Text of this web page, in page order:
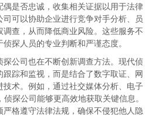
是否忠诚，收集相关证据以用于法律
可以协助企业进行竞争对手分析、员
查，从而降低商业风险。这些服务不
探人员的专业判断和严谨态度。
探公司也在不断创新调查方法。现代侦
踪和监视，而是结合了数字取证、网
术。例如，通过社交媒体分析、电子
探公司能够更高效地获取关键信息。
格遵守法律法规，确保不侵犯他人隐